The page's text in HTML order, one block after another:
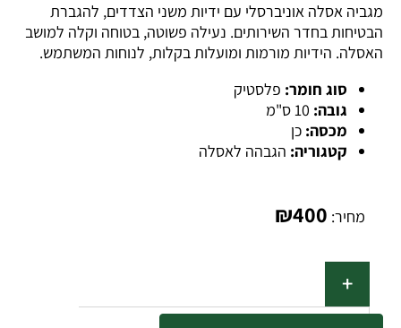
מגביה אסלה אוניברסלי עם ידיות משני הצדדים, להגברת
הבטיחות בחדר השירותים. נעילה פשוטה, בטוחה וקלה למושב
האסלה. הידיות מורמות ומועלות בקלות, לנוחות המשתמש.
סוג חומר: פלסטיק
גובה:
מכסה: כן
קטגוריה: הגבהה לאסלה
מחיר: ₪400